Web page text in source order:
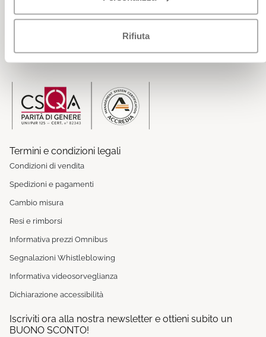
Rifiuta
Codice etico
Termini e condizioni legali
Condizioni di vendita
Spedizioni e pagamenti
Cambio misura
Resi e rimborsi
Informativa prezzi Omnibus
Segnalazioni Whistleblowing
Informativa videosorveglianza
Dichiarazione accessibilità
Iscriviti ora alla nostra newsletter e ottieni subito un
BUONO SCONTO!